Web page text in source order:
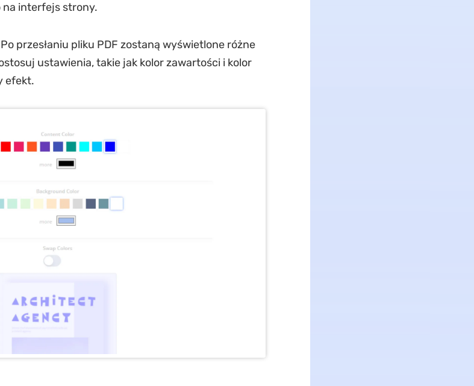
na interfejs strony.
przesłaniu pliku PDF zostaną wyświetlone różne
ustawienia, takie jak kolor zawartości i kolor
efekt.